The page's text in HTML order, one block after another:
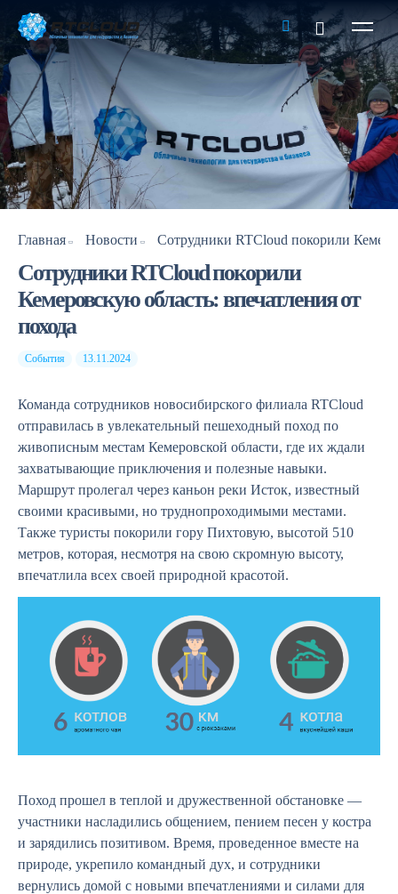
Главная Новости
Сотрудники RTCloud покорили
Кемеровскую область: впечатления от
похода
События 13.11.2024
Команда сотрудников новосибирского филиала RTCloud
отправилась в увлекательный пешеходный поход по
живописным местам Кемеровской области, где их ждали
захватывающие приключения и полезные навыки.
Маршрут пролегал через каньон реки Исток, известный
своими красивыми, но труднопроходимыми местами.
Также туристы покорили гору Пихтовую, высотой 510
метров, которая, несмотря на свою скромную высоту,
впечатлила всех своей природной красотой.
Поход прошел в теплой и дружественной обстановке —
участники насладились общением, пением песен у костра
и зарядились позитивом. Время, проведенное вместе на
природе, укрепило командный дух, и сотрудники
вернулись домой с новыми впечатлениями и силами для